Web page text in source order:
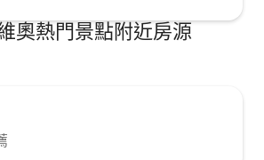
奧熱門景點附近房源